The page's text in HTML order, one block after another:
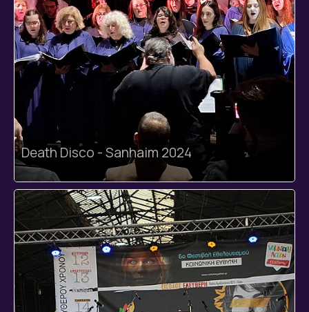
Death Disco - Sanhaim 2024